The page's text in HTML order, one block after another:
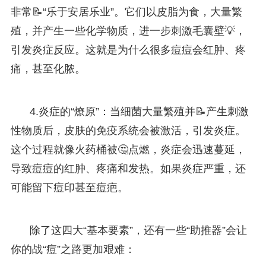
非常📝“乐于安居乐业”。它们以皮脂为食，大量繁
殖，并产生一些化学物质，进一步刺激毛囊壁💡，
引发炎症反应。这就是为什么很多痘痘会红肿、疼
痛，甚至化脓。
4.炎症的“燎原”：当细菌大量繁殖并📝产生刺激
性物质后，皮肤的免疫系统会被激活，引发炎症。
这个过程就像火药桶被🤔点燃，炎症会迅速蔓延，
导致痘痘的红肿、疼痛和发热。如果炎症严重，还
可能留下痘印甚至痘疤。
除了这四大“基本要素”，还有一些“助推器”会让
你的战“痘”之路更加艰难：